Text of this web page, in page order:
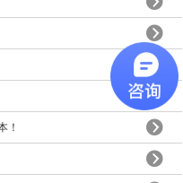
！